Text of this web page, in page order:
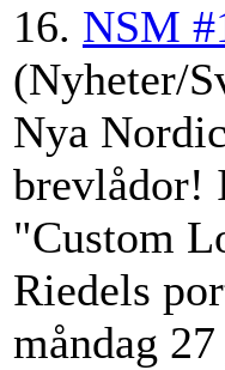
16. NSM
(Nyheter/
Nya
brevlådor!
"Custom
Riedels
måndag